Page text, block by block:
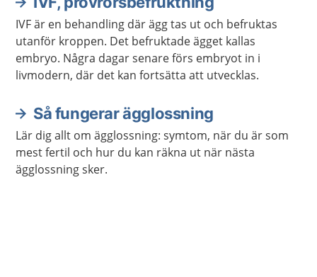
IVF är en behandling där ägg tas ut och befruktas
utanför kroppen. Det befruktade ägget kallas
embryo. Några dagar senare förs embryot in i
livmodern, där det kan fortsätta att utvecklas.
Så fungerar ägglossning
Lär dig allt om ägglossning: symtom, när du är som
mest fertil och hur du kan räkna ut när nästa
ägglossning sker.